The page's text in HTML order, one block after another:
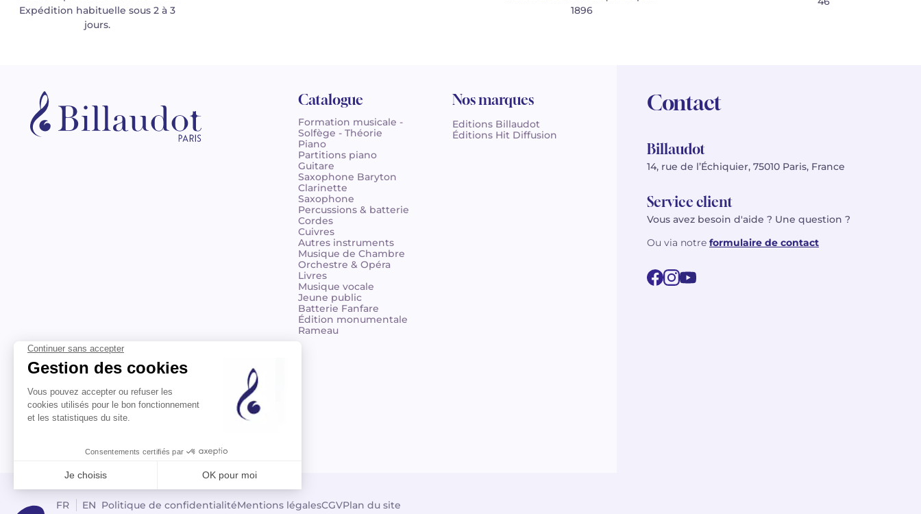
Expédition habituelle sous 2 à 3
jours.
1896
Catalogue
Formation musicale -
Solfège - Théorie
Piano
Partitions piano
Guitare
Saxophone Baryton
Clarinette
Saxophone
Percussions & batterie
Cordes
Cuivres
Autres instruments
Musique de Chambre
Orchestre & Opéra
Livres
Musique vocale
Jeune public
Batterie Fanfare
Édition monumentale
Rameau
Nos marques
Editions Billaudot
Éditions Hit Diffusion
Contact
Billaudot
14, rue de l’Échiquier, 75010 Paris, France
Service client
Vous avez besoin d'aide ? Une question ?
Ou via notre formulaire de contact
FR EN Politique de confidentialitéMentions légalesCGVPlan du site
© 2026 Billaudot Paris. Tous droits réservés